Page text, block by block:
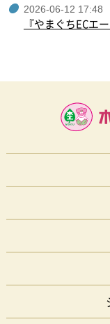
2026-06-12 17:48
『やまぐちECエ